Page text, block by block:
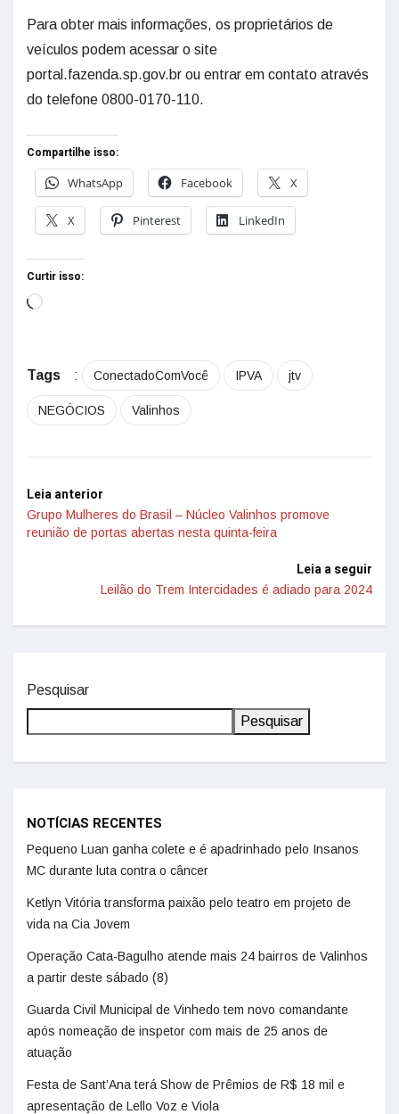
Para obter mais informações, os proprietários de
veículos podem acessar o site
portal.fazenda.sp.gov.br ou entrar em contato através
do telefone 0800-0170-110.
Compartilhe isso:
WhatsApp
Facebook X
X Pinterest LinkedIn
Curtir isso:
Tags : ConectadoComVocê IPVA jtv
NEGÓCIOS Valinhos
Leia anterior
Grupo Mulheres do Brasil – Núcleo Valinhos promove
reunião de portas abertas nesta quinta-feira
Leia a seguir
Leilão do Trem Intercidades é adiado para 2024
Pesquisar
Pesquisar
NOTÍCIAS RECENTES
Pequeno Luan ganha colete e é apadrinhado pelo Insanos
MC durante luta contra o câncer
Ketlyn Vitória transforma paixão pelo teatro em projeto de
vida na Cia Jovem
Operação Cata-Bagulho atende mais 24 bairros de Valinhos
a partir deste sábado (8)
Guarda Civil Municipal de Vinhedo tem novo comandante
após nomeação de inspetor com mais de 25 anos de
atuação
Festa de Sant’Ana terá Show de Prêmios de R$ 18 mil e
apresentação de Lello Voz e Viola